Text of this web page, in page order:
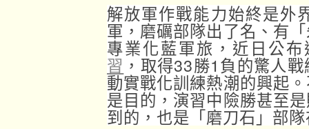
解放軍作戰能力始終是外
軍，磨礪部隊出了名、有
專業化藍軍旅，近日公
習 ，取得33勝1負的驚人
動實戰化訓練熱潮的興起
是目的，演習中險勝甚至
到的，也是「磨刀石」部